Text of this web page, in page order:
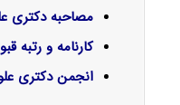
مصاحبه دکتری
کارنامه و رتبه
انجمن دکتری